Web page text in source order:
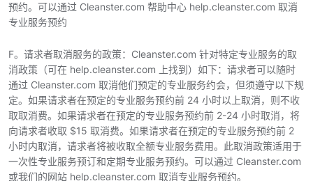
预约。可以通过 Cleanster.com 帮助中心 help.cleanster.com 取消
专业服务预约
F。请求者取消服务的政策：Cleanster.com 针对特定专业服务的取
消政策（可在 help.cleanster.com 上找到）如下：请求者可以随时
通过 Cleanster.com 取消他们预定的专业服务约会，但须遵守以下规
定。如果请求者在预定的专业服务预约前 24 小时以上取消，则不收
取取消费。如果请求者在预定的专业服务预约前 2-24 小时取消，将
向请求者收取 $15 取消费。如果请求者在预定的专业服务预约前 2
小时内取消，请求者将被收取全额专业服务费用。此取消政策适用于
一次性专业服务预订和定期专业服务预约。可以通过 Cleanster.com
或我们的网站 help.cleanster.com 取消专业服务预约。